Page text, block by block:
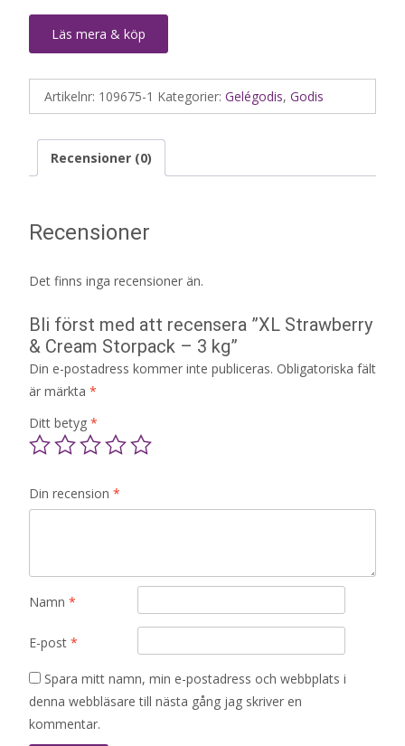
Läs mera & köp
Artikelnr: 109675-1 Kategorier: Gelégodis, Godis
Recensioner (0)
Recensioner
Det finns inga recensioner än.
Bli först med att recensera ”XL Strawberry
& Cream Storpack – 3 kg”
Din e-postadress kommer inte publiceras. Obligatoriska fält
är märkta *
Ditt betyg *
Din recension *
Namn *
E-post *
Spara mitt namn, min e-postadress och webbplats i
denna webbläsare till nästa gång jag skriver en
kommentar.